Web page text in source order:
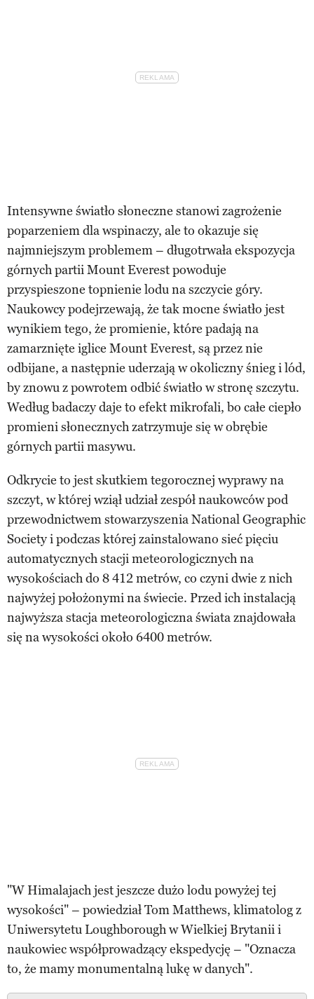
Intensywne światło słoneczne stanowi zagrożenie
poparzeniem dla wspinaczy, ale to okazuje się
najmniejszym problemem – długotrwała ekspozycja
górnych partii Mount Everest powoduje
przyspieszone topnienie lodu na szczycie góry.
Naukowcy podejrzewają, że tak mocne światło jest
wynikiem tego, że promienie, które padają na
zamarznięte iglice Mount Everest, są przez nie
odbijane, a następnie uderzają w okoliczny śnieg i lód,
by znowu z powrotem odbić światło w stronę szczytu.
Według badaczy daje to efekt mikrofali, bo całe ciepło
promieni słonecznych zatrzymuje się w obrębie
górnych partii masywu.
Odkrycie to jest skutkiem tegorocznej wyprawy na
szczyt, w której wziął udział zespół naukowców pod
przewodnictwem stowarzyszenia National Geographic
Society i podczas której zainstalowano sieć pięciu
automatycznych stacji meteorologicznych na
wysokościach do 8 412 metrów, co czyni dwie z nich
najwyżej położonymi na świecie. Przed ich instalacją
najwyższa stacja meteorologiczna świata znajdowała
się na wysokości około 6400 metrów.
"W Himalajach jest jeszcze dużo lodu powyżej tej
wysokości" – powiedział Tom Matthews, klimatolog z
Uniwersytetu Loughborough w Wielkiej Brytanii i
naukowiec współprowadzący ekspedycję – "Oznacza
to, że mamy monumentalną lukę w danych".